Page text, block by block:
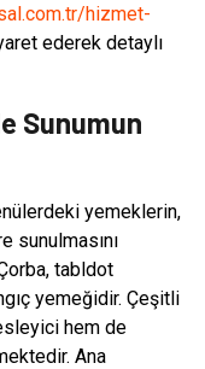
hizmet-
ederek detaylı
Sunumun
yemeklerin,
sunulmasını
tabldot
yemeğidir. Çeşitli
hem de
Ana